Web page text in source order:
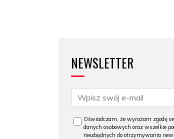
NEWSLETTER
Oświadczam, że wyrażam zgodę
danych osobowych oraz wszelkie
niezbędnych do otrzymywania